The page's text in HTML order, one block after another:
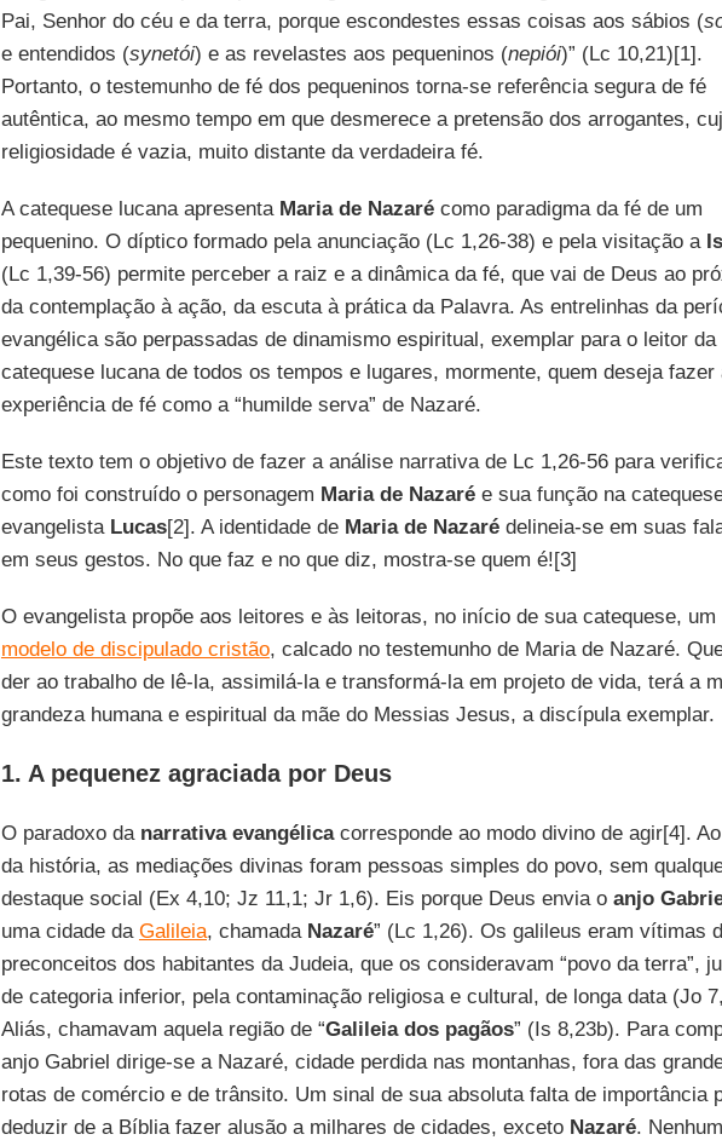
Pai, Senhor do céu e da terra, porque escondestes essas coisas aos sábios (
e entendidos (synetói) e as revelastes aos pequeninos (nepiói)” (Lc 10,21)[1].
Portanto, o testemunho de fé dos pequeninos torna-se referência segura de fé
autêntica, ao mesmo tempo em que desmerece a pretensão dos arrogantes,
religiosidade é vazia, muito distante da verdadeira fé.
A catequese lucana apresenta Maria de Nazarécomo paradigma da fé de um
pequenino. O díptico formado pela anunciação (Lc 1,26-38) e pela visitação a
(Lc 1,39-56) permite perceber a raiz e a dinâmica da fé, que vai de Deus ao
da contemplação à ação, da escuta à prática da Palavra. As entrelinhas da
evangélica são perpassadas de dinamismo espiritual, exemplar para o leitor da
catequese lucana de todos os tempos e lugares, mormente, quem deseja fazer
experiência de fé como a “humilde serva” de Nazaré.
Este texto tem o objetivo de fazer a análise narrativa de Lc 1,26-56 para
como foi construído o personagem Maria de Nazarée sua função na
evangelista Lucas[2]. A identidade deMaria de Nazarédelineia-se em suas
em seus gestos. No que faz e no que diz, mostra-se quem é![3]
O evangelista propõe aos leitores e às leitoras, no início de sua catequese, um
modelo de discipulado cristão, calcado no testemunho de Maria de Nazaré.
der ao trabalho de lê-la, assimilá-la e transformá-la em projeto de vida, terá a
grandeza humana e espiritual da mãe do Messias Jesus, a discípula exemplar.
1. A pequenez agraciada por Deus
O paradoxo da narrativa evangélicacorresponde ao modo divino de agir[4].
da história, as mediações divinas foram pessoas simples do povo, sem
destaque social (Ex 4,10; Jz 11,1; Jr 1,6). Eis porque Deus envia o anjo
uma cidade da Galileia, chamada Nazaré” (Lc 1,26). Os galileus eram vítimas
preconceitos dos habitantes da Judeia, que os consideravam “povo da terra”,
de categoria inferior, pela contaminação religiosa e cultural, de longa data (Jo
Aliás, chamavam aquela região de “Galileia dos pagãos” (Is 8,23b). Para
anjo Gabriel dirige-se a Nazaré, cidade perdida nas montanhas, fora das
rotas de comércio e de trânsito. Um sinal de sua absoluta falta de importância
deduzir de a Bíblia fazer alusão a milhares de cidades, exceto Nazaré.